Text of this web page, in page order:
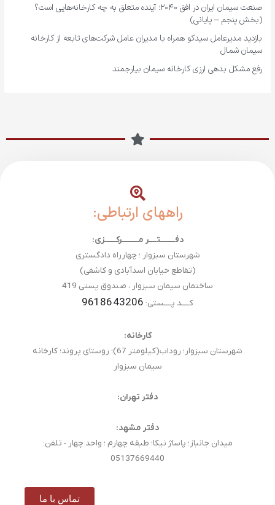
صنعت سیمان ایران در افق ۲۰۴۰؛ آینده متعلق به چه کارخانه‌هایی است؟
(بخش پنجم – پایانی)
بازدید مدیرعامل سیدکو همراه با مدیران عامل شرکت‌های تابعه از کارخانه
سیمان شمال
رفع مشکل بدهی ارزی کارخانه سیمان بیارجمند
راههای ارتباطی:
دفــــــــتــــر مـــــــــرکــــــزی:
شهرستان سبزوار ؛ چهارراه دادگستری
(تقاطع خیابان اسدآبادی و کاشفی)
ساختمان سیمان سبزوار ، صندوق پستی 419
کــــد پــــستی: 9618643206
کارخانه:
شهرستان سبزوار؛ روداب(کیلومتر 67)؛ روستای پروند؛ کارخانه
سیمان سبزوار
دفتر تهران:
دفتر مشهد:
میدان جانباز؛ پاساژ نیکا؛ طبقه چهارم ؛ واحد چهار - تلفن:
05137669440
تماس با ما